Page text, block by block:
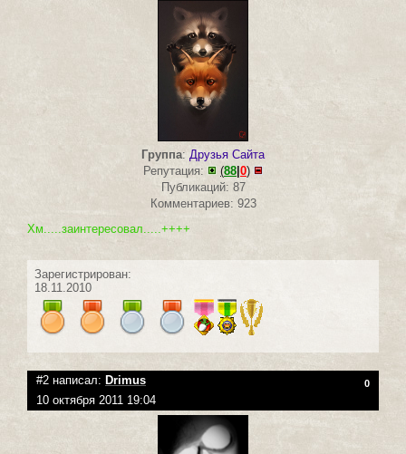
Группа: Друзья Сайта
Репутация:
(88 0)
Публикаций: 87
Комментариев: 923
Хм.....заинтересовал.....++++
Зарегистрирован:
18.11.2010
#2 написал: Drimus 0
10 октября 2011 19:04